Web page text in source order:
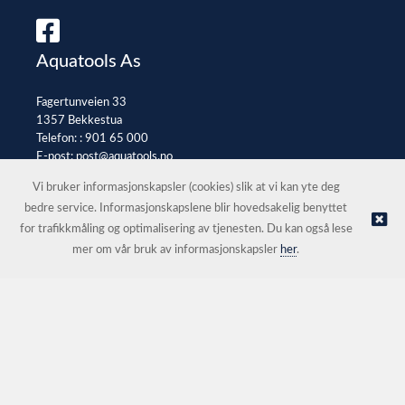
Aquatools As
Fagertunveien 33
1357 Bekkestua
Telefon: : 901 65 000
E-post:post@aquatools.no
© Aquatools As |Nettbutikk levert av Kréatif
Vi bruker informasjonskapsler (cookies) slik at vi kan yte deg
bedre service. Informasjonskapslene blir hovedsakelig benyttet
for trafikkmåling og optimalisering av tjenesten. Du kan også lese
mer om vår bruk av informasjonskapsler her.